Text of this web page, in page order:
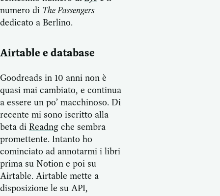
numero di The Passengers
dedicato a Berlino.
Airtable e database
Goodreads in 10 anni non è
quasi mai cambiato, e continua
a essere un po’ macchinoso. Di
recente mi sono iscritto alla
beta di Readng che sembra
promettente. Intanto ho
cominciato ad annotarmi i libri
prima su Notion e poi su
Airtable. Airtable mette a
disposizione le su API,